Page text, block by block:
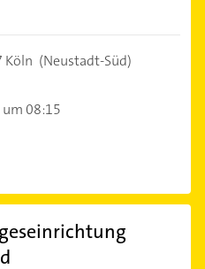
Köln (Neustadt-Süd)
08:15